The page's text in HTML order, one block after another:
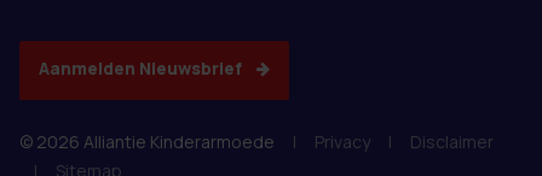
Aanmelden Nieuwsbrief
© 2026 Alliantie Kinderarmoede | Privacy |
Disclaimer
|
Sitemap